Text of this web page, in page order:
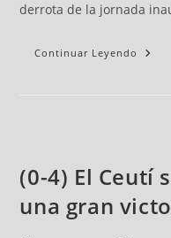
derrota de la jornada
Continuar Leyendo
(0-4) El Ceutí
una gran